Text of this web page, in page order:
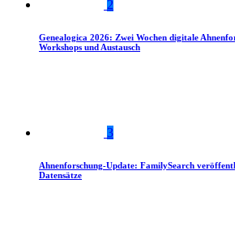
2
Genealogica 2026: Zwei Wochen digitale
Workshops und Austausch
3
Ahnenforschung-Update: FamilySearch
Datensätze